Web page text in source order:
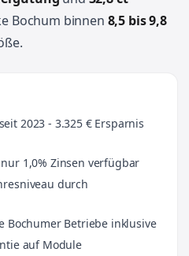
Bochum binnen 8,5 bis 9,8
2023 - 3.325 € Ersparnis
1,0% Zinsen verfügbar
durch
Bochumer Betriebe inklusive
auf Module